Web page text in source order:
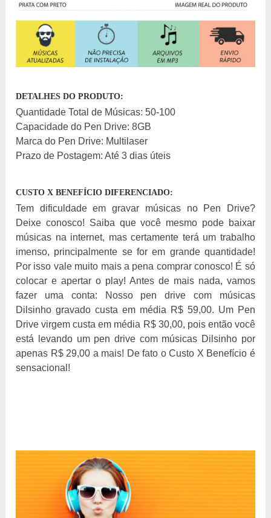
DETALHES DO PRODUTO:
Quantidade Total de Músicas: 50-100
Capacidade do Pen Drive: 8GB
Marca do Pen Drive: Multilaser
Prazo de Postagem: Até 3 dias úteis
CUSTO X BENEFÍCIO DIFERENCIADO:
Tem dificuldade em gravar músicas no Pen Drive?
Deixe conosco! Saiba que você mesmo pode baixar
músicas na internet, mas certamente terá um trabalho
imenso, principalmente se for em grande quantidade!
Por isso vale muito mais a pena comprar conosco! É só
colocar e apertar o play! Antes de mais nada, vamos
fazer uma conta: Nosso pen drive com músicas
Dilsinho gravado custa em média R$ 59,00. Um Pen
Drive virgem custa em média R$ 30,00, pois então você
está levando um pen drive com músicas Dilsinho por
apenas R$ 29,00 a mais! De fato o Custo X Benefício é
sensacional!